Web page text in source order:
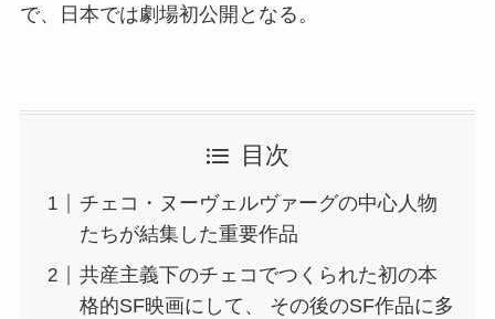
で、日本では劇場初公開となる。
目次
チェコ・ヌーヴェルヴァーグの中心人物
たちが結集した重要作品
共産主義下のチェコでつくられた初の本
格的SF映画にして、 その後のSF作品に多